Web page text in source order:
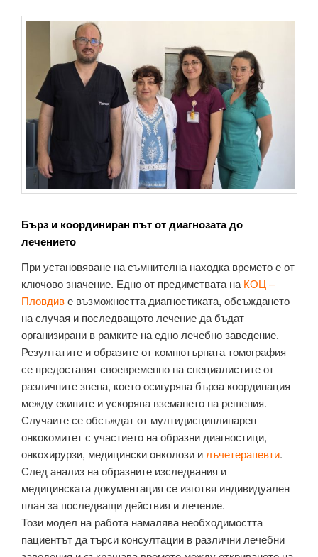
Бърз и координиран път от диагнозата до
лечението
При установяване на съмнителна находка времето е от
ключово значение. Едно от предимствата на КОЦ –
Пловдиве възможността диагностиката, обсъждането
на случая и последващото лечение да бъдат
организирани в рамките на едно лечебно заведение.
Резултатите и образите от компютърната томография
се предоставят своевременно на специалистите от
различните звена, което осигурява бърза координация
между екипите и ускорява вземането на решения.
Случаите се обсъждат от мултидисциплинарен
онкокомитет с участието на образни диагностици,
онкохирурзи, медицински онколози и лъчетерапевти.
След анализ на образните изследвания и
медицинската документация се изготвя индивидуален
план за последващи действия и лечение.
Този модел на работа намалява необходимостта
пациентът да търси консултации в различни лечебни